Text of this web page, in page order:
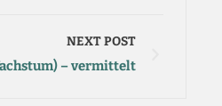
NEXT POST
– vermittelt